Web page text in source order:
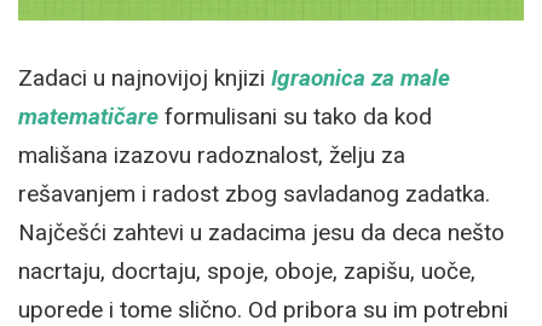
Zadaci u najnovijoj knjizi Igraonica za male
matematičare formulisani su tako da kod
mališana izazovu radoznalost, želju za
rešavanjem i radost zbog savladanog zadatka.
Najčešći zahtevi u zadacima jesu da deca nešto
nacrtaju, docrtaju, spoje, oboje, zapišu, uoče,
uporede i tome slično. Od pribora su im potrebni